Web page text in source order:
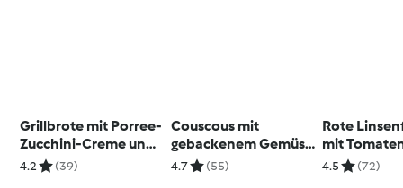
Grillbrote mit Porree-
Zucchini-Creme und
Aprikosen-Chutney
4.2 (39)
Couscous mit
gebackenem Gemüse
und Tahin-Dressing
4.7 (55)
Rote
mit
Mandel-
4.5 (72)